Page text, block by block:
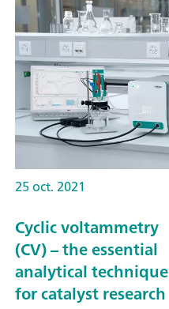
25 oct. 2021
Cyclic voltammetry
(CV) – the essential
analytical technique
for catalyst research